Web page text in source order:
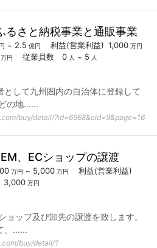
るさと納税事業と通販事業
~ 2.5 億円 利益(営業利益) 1,000 万円
万円 従業員数 0 人 ~ 5 人
して九州圏内の自治体に登録して
の地......
buy/detail/?id=6968&oid=9&page=16
、ECショップの譲渡
万円 ~ 5,000 万円 利益(営業利益)
3,000 万円
ョップ及び卸先の譲渡を致します。
、......
buy/detail/?